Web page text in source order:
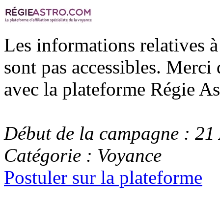
Les informations relatives
sont pas accessibles.
avec la plateforme Régie
Début de la campagne :
Catégorie : Voyance
Postuler sur la plateforme